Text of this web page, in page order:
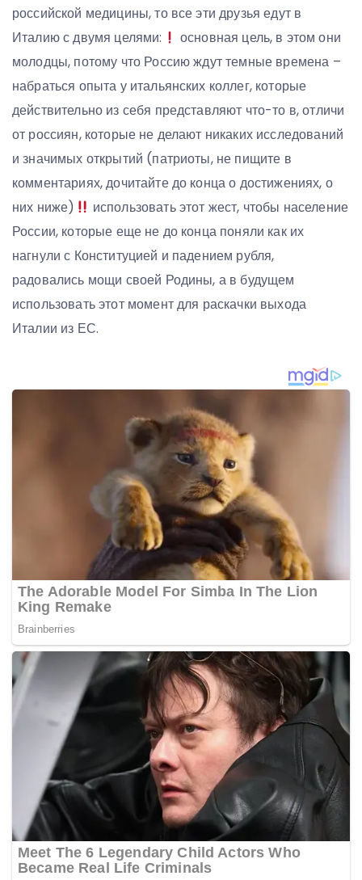
российской медицины, то все эти друзья едут в
Италию с двумя целями:
основная цель, в этом они
молодцы, потому что Россию ждут темные времена –
набраться опыта у итальянских коллег, которые
действительно из себя представляют что-то в, отличи
от россиян, которые не делают никаких исследований
и значимых открытий (патриоты, не пищите в
комментариях, дочитайте до конца о достижениях, о
них ниже)
использовать этот жест, чтобы население
России, которые еще не до конца поняли как их
нагнули с Конституцией и падением рубля,
радовались мощи своей Родины, а в будущем
использовать этот момент для раскачки выхода
Италии из ЕС.